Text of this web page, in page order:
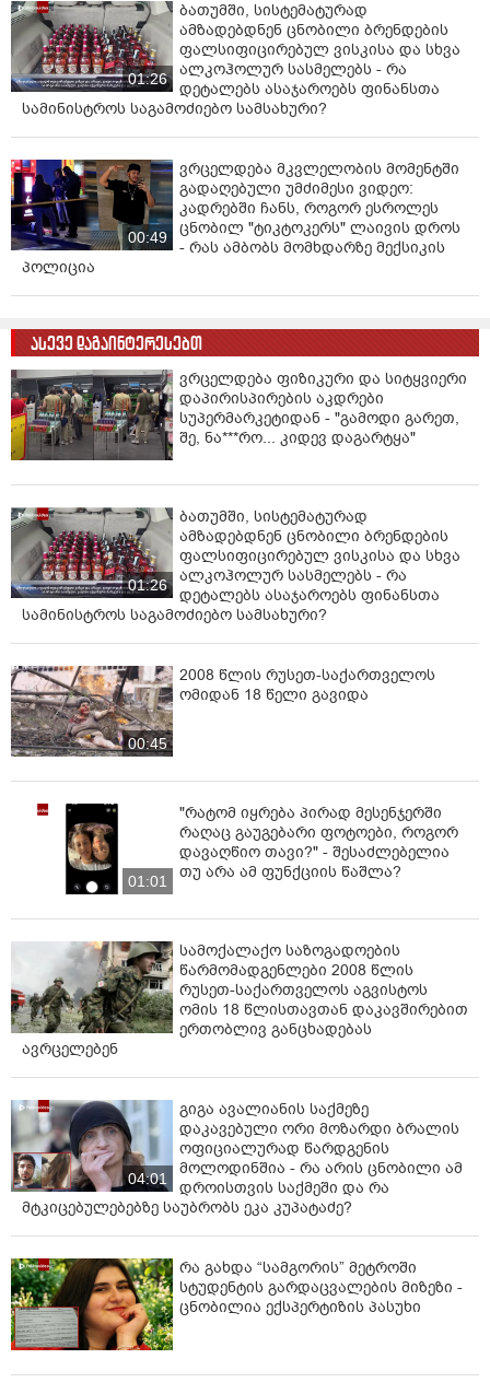
01:26
ბათუმში, სისტემატურად
ამზადებდნენ ცნობილი ბრენდების
ფალსიფიცირებულ ვისკისა და სხვა
ალკოჰოლურ სასმელებს - რა
დეტალებს ასაჯაროებს ფინანსთა
სამინისტროს საგამოძიებო სამსახური?
00:49
ვრცელდება მკვლელობის მომენტში
გადაღებული უმძიმესი ვიდეო:
კადრებში ჩანს, როგორ ესროლეს
ცნობილ "ტიკტოკერს" ლაივის დროს
- რას ამბობს მომხდარზე მექსიკის
პოლიცია
ასევე დაგაინტერესებთ
ვრცელდება ფიზიკური და სიტყვიერი
დაპირისპირების აკდრები
სუპერმარკეტიდან - "გამოდი გარეთ,
შე, ნა***რო... კიდევ დაგარტყა"
01:26
ბათუმში, სისტემატურად
ამზადებდნენ ცნობილი ბრენდების
ფალსიფიცირებულ ვისკისა და სხვა
ალკოჰოლურ სასმელებს - რა
დეტალებს ასაჯაროებს ფინანსთა
სამინისტროს საგამოძიებო სამსახური?
00:45
2008 წლის რუსეთ-საქართველოს
ომიდან 18 წელი გავიდა
01:01
"რატომ იყრება პირად მესენჯერში
რაღაც გაუგებარი ფოტოები, როგორ
დავაღწიო თავი?" - შესაძლებელია
თუ არა ამ ფუნქციის წაშლა?
სამოქალაქო საზოგადოების
წარმომადგენლები 2008 წლის
რუსეთ-საქართველოს აგვისტოს
ომის 18 წლისთავთან დაკავშირებით
ერთობლივ განცხადებას
ავრცელებენ
04:01
გიგა ავალიანის საქმეზე
დაკავებული ორი მოზარდი ბრალის
ოფიციალურად წარდგენის
მოლოდინშია - რა არის ცნობილი ამ
დროისთვის საქმეში და რა
მტკიცებულებებზე საუბრობს ეკა კუპატაძე?
რა გახდა “სამგორის” მეტროში
სტუდენტის გარდაცვალების მიზეზი -
ცნობილია ექსპერტიზის პასუხი